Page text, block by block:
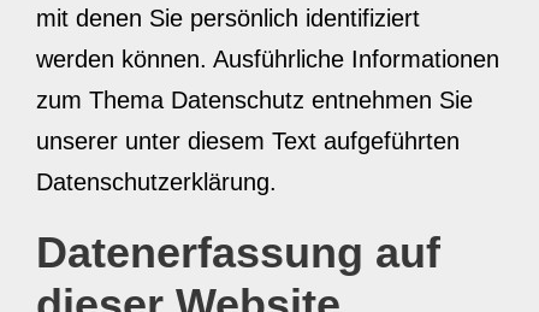
mit denen Sie persönlich identifiziert
werden können. Ausführliche Informationen
zum Thema Datenschutz entnehmen Sie
unserer unter diesem Text aufgeführten
Datenschutzerklärung.
Datenerfassung auf